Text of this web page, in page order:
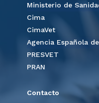
Ministerio de
Cima
CimaVet
Agencia Española
PRESVET
PRAN
Contacto